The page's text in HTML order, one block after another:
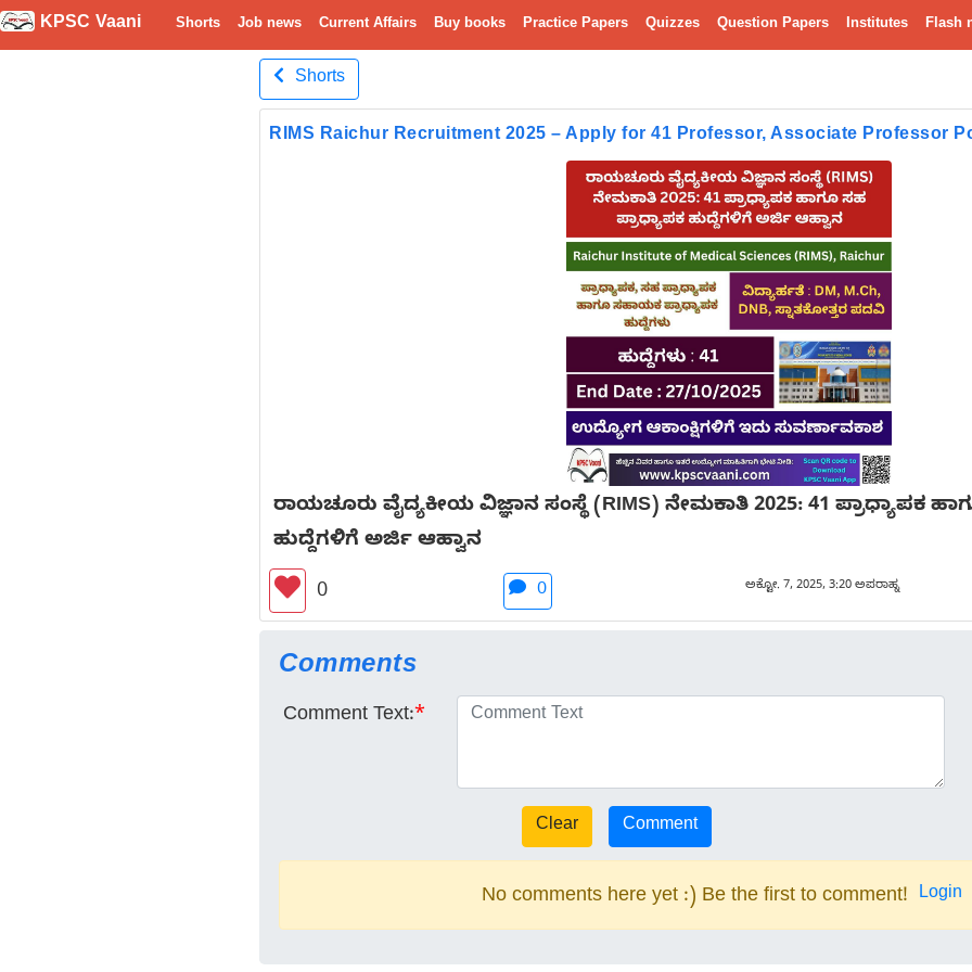
KPSC Vaani Shorts Job news Current Affairs Buy books Practice Papers Quizzes Question Papers Institutes Flash
Shorts
RIMS Raichur Recruitment 2025 – Apply for 41 Professor, Associate Professor
ರಾಯಚೂರು ವೈದ್ಯಕೀಯ ವಿಜ್ಞಾನ ಸಂಸ್ಥೆ (RIMS) ನೇಮಕಾತಿ 2025: 41 ಪ್ರಾಧ್ಯಾಪಕ
ಹುದ್ದೆಗಳಿಗೆ ಅರ್ಜಿ ಆಹ್ವಾನ
0
0 ಅಕ್ಟೋ. 7, 2025, 3:20 ಅಪರಾಹ್ನ
Comments
Comment Text:*
No comments here yet :) Be the first to comment! Login